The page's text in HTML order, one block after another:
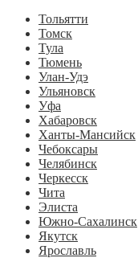
Тольятти
Томск
Тула
Тюмень
Улан-Удэ
Ульяновск
Уфа
Хабаровск
Ханты-Мансийск
Чебоксары
Челябинск
Черкесск
Чита
Элиста
Южно-Сахалинск
Якутск
Ярославль